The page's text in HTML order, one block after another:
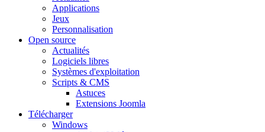
Applications
Jeux
Personnalisation
Open source
Actualités
Logiciels libres
Systèmes d'exploitation
Scripts & CMS
Astuces
Extensions Joomla
Télécharger
Windows